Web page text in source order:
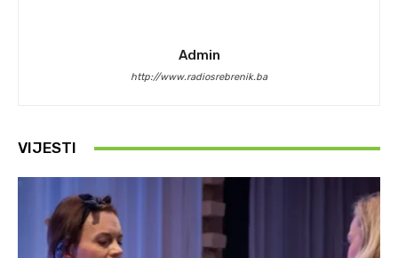
Admin
http://www.radiosrebrenik.ba
VIJESTI